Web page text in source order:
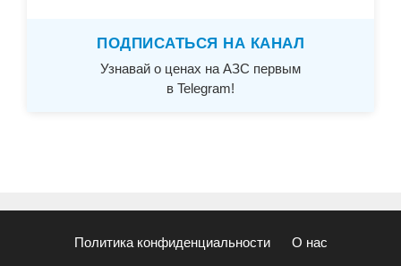
ПОДПИСАТЬСЯ НА КАНАЛ
Узнавай о ценах на АЗС первым
в Telegram!
Политика конфиденциальности О нас